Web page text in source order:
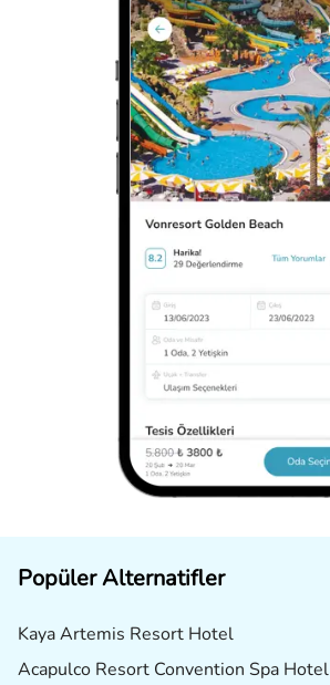
Popüler Alternatifler
Kaya Artemis Resort Hotel
Acapulco Resort Convention Spa Hotel